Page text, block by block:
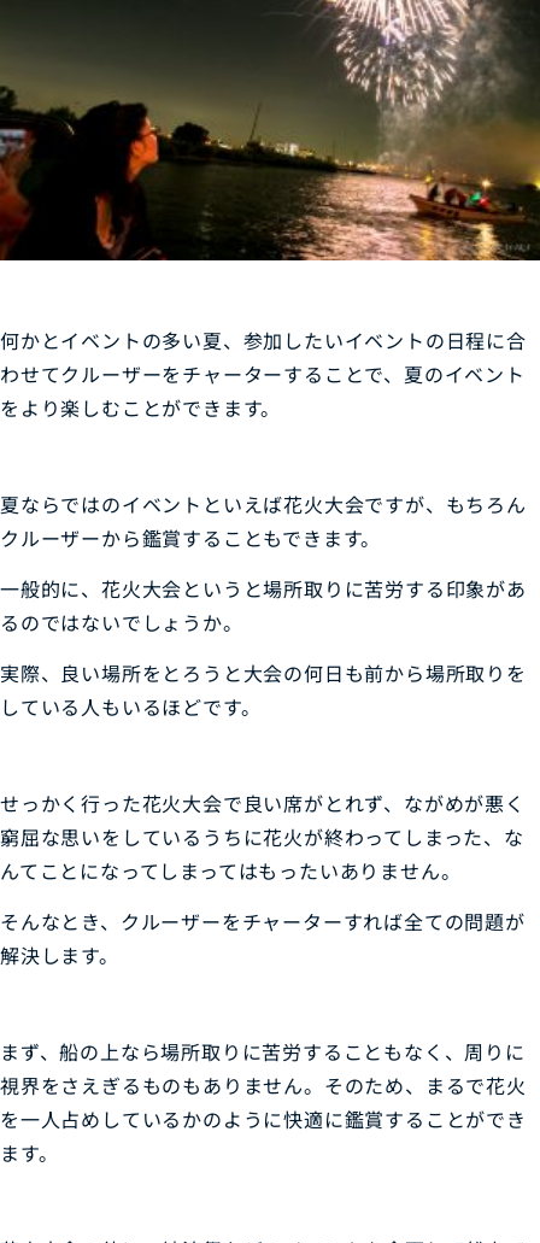
何かとイベントの多い夏、参加したいイベントの日程に合
わせてクルーザーをチャーターすることで、夏のイベント
をより楽しむことができます。
夏ならではのイベントといえば花火大会ですが、もちろん
クルーザーから鑑賞することもできます。
一般的に、花火大会というと場所取りに苦労する印象があ
るのではないでしょうか。
実際、良い場所をとろうと大会の何日も前から場所取りを
している人もいるほどです。
せっかく行った花火大会で良い席がとれず、ながめが悪く
窮屈な思いをしているうちに花火が終わってしまった、な
んてことになってしまってはもったいありません。
そんなとき、クルーザーをチャーターすれば全ての問題が
解決します。
まず、船の上なら場所取りに苦労することもなく、周りに
視界をさえぎるものもありません。そのため、まるで花火
を一人占めしているかのように快適に鑑賞することができ
ます。